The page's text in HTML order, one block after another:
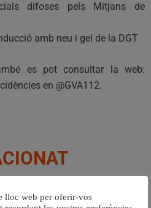
difoses pels Mitjans de
amb neu i gel de la DGT
es pot consultar la web:
en @GVA112.
lloc web per oferir-vos